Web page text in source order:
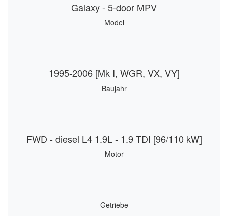
Galaxy - 5-door MPV
Model
1995-2006 [Mk I, WGR, VX, VY]
Baujahr
FWD - diesel L4 1.9L - 1.9 TDI [96/110 kW]
Motor
Getriebe